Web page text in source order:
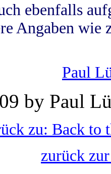
ebenfalls
Angaben wie
Paul
by Paul
zu: Back to
zurück